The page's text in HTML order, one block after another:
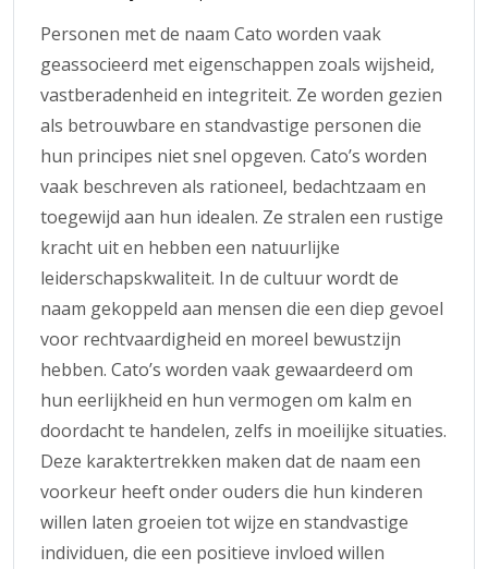
Personen met de naam Cato worden vaak
geassocieerd met eigenschappen zoals wijsheid,
vastberadenheid en integriteit. Ze worden gezien
als betrouwbare en standvastige personen die
hun principes niet snel opgeven. Cato’s worden
vaak beschreven als rationeel, bedachtzaam en
toegewijd aan hun idealen. Ze stralen een rustige
kracht uit en hebben een natuurlijke
leiderschapskwaliteit. In de cultuur wordt de
naam gekoppeld aan mensen die een diep gevoel
voor rechtvaardigheid en moreel bewustzijn
hebben. Cato’s worden vaak gewaardeerd om
hun eerlijkheid en hun vermogen om kalm en
doordacht te handelen, zelfs in moeilijke situaties.
Deze karaktertrekken maken dat de naam een
voorkeur heeft onder ouders die hun kinderen
willen laten groeien tot wijze en standvastige
individuen, die een positieve invloed willen